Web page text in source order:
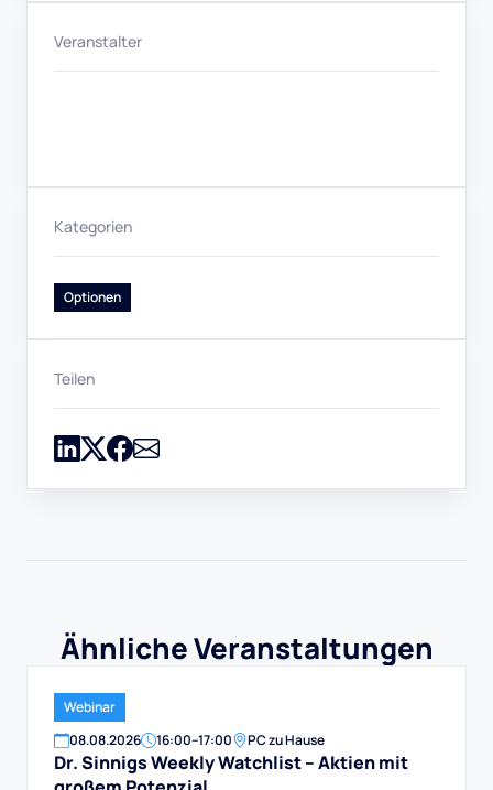
Veranstalter
Kategorien
Optionen
Teilen
Ähnliche Veranstaltungen
Webinar
08.08.2026 16:00–17:00 PC zu Hause
Dr. Sinnigs Weekly Watchlist – Aktien mit